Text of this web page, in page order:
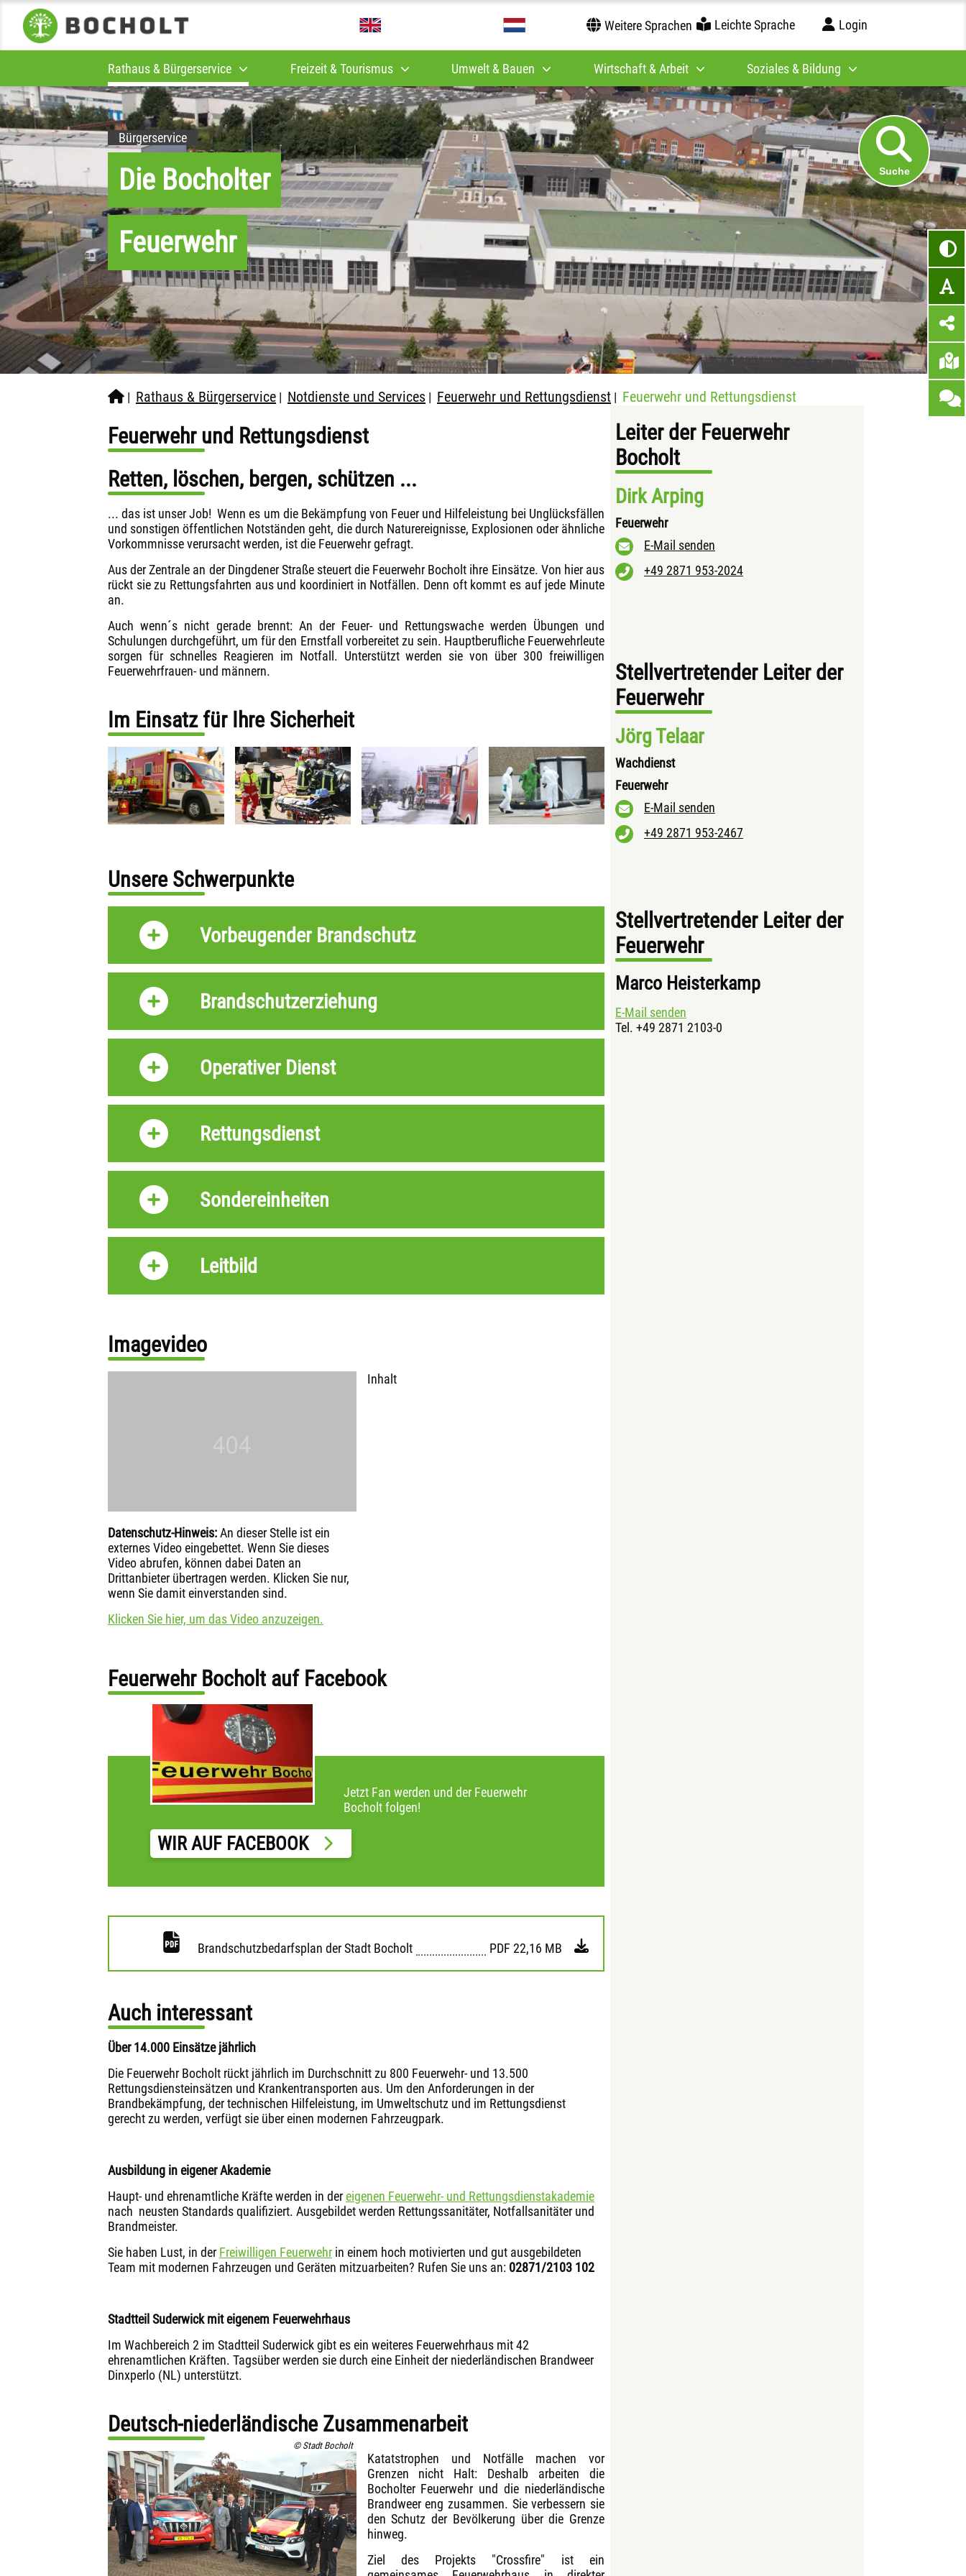
Weitere Sprachen Leichte Sprache Login
Rathaus & Bürgerservice Freizeit & Tourismus Umwelt & Bauen Wirtschaft & Arbeit Soziales & Bildung
Suche
Bürgerservice
Die Bocholter
Feuerwehr
| Rathaus & Bürgerservice | Notdienste und Services | Feuerwehr und Rettungsdienst | Feuerwehr und Rettungsdienst
Feuerwehr und Rettungsdienst
Retten, löschen, bergen, schützen ...
... das ist unser Job! Wenn es um die Bekämpfung von Feuer und Hilfeleistung bei Unglücksfällen
und sonstigen öffentlichen Notständen geht, die durch Naturereignisse, Explosionen oder ähnliche
Vorkommnisse verursacht werden, ist die Feuerwehr gefragt.
Aus der Zentrale an der Dingdener Straße steuert die Feuerwehr Bocholt ihre Einsätze. Von hier aus
rückt sie zu Rettungsfahrten aus und koordiniert in Notfällen. Denn oft kommt es auf jede Minute
an.
Auch wenn´s nicht gerade brennt: An der Feuer- und Rettungswache werden Übungen und
Schulungen durchgeführt, um für den Ernstfall vorbereitet zu sein. Hauptberufliche Feuerwehrleute
sorgen für schnelles Reagieren im Notfall. Unterstützt werden sie von über 300 freiwilligen
Feuerwehrfrauen- und männern.
Im Einsatz für Ihre Sicherheit
Unsere Schwerpunkte
Vorbeugender Brandschutz
Brandschutzerziehung
Operativer Dienst
Rettungsdienst
Sondereinheiten
Leitbild
Imagevideo
Datenschutz-Hinweis:An dieser Stelle ist ein
externes Video eingebettet. Wenn Sie dieses
Video abrufen, können dabei Daten an
Drittanbieter übertragen werden. Klicken Sie nur,
wenn Sie damit einverstanden sind.
Klicken Sie hier, um das Video anzuzeigen.
Inhalt
Feuerwehr Bocholt auf Facebook
Jetzt Fan werden und der Feuerwehr
Bocholt folgen!
WIR AUF FACEBOOK
Brandschutzbedarfsplan der Stadt Bocholt PDF 22,16 MB
Auch interessant
Über 14.000 Einsätze jährlich
Die Feuerwehr Bocholt rückt jährlich im Durchschnitt zu 800 Feuerwehr- und 13.500
Rettungsdiensteinsätzen und Krankentransporten aus. Um den Anforderungen in der
Brandbekämpfung, der technischen Hilfeleistung, im Umweltschutz und im Rettungsdienst
gerecht zu werden, verfügt sie über einen modernen Fahrzeugpark.
Ausbildung in eigener Akademie
Haupt- und ehrenamtliche Kräfte werden in dereigenen Feuerwehr- und Rettungsdienstakademie
nach neusten Standards qualifiziert. Ausgebildet werden Rettungssanitäter, Notfallsanitäter und
Brandmeister.
Sie haben Lust, in der Freiwilligen Feuerwehr in einem hoch motivierten und gut ausgebildeten
Team mit modernen Fahrzeugen und Geräten mitzuarbeiten? Rufen Sie uns an: 02871/2103 102
Stadtteil Suderwick mit eigenem Feuerwehrhaus
Im Wachbereich 2 im Stadtteil Suderwick gibt es ein weiteres Feuerwehrhaus mit 42
ehrenamtlichen Kräften. Tagsüber werden sie durch eine Einheit der niederländischen Brandweer
Dinxperlo (NL) unterstützt.
Deutsch-niederländische Zusammenarbeit
© Stadt Bocholt
Katatstrophen und Notfälle machen vor
Grenzen nicht Halt: Deshalb arbeiten die
Bocholter Feuerwehr und die niederländische
Brandweer eng zusammen. Sie verbessern sie
den Schutz der Bevölkerung über die Grenze
hinweg.
Ziel des Projekts "Crossfire" ist ein
Leiter der Feuerwehr
Bocholt
Dirk Arping
Feuerwehr
E-Mail senden
+49 2871 953-2024
Stellvertretender Leiter der
Feuerwehr
Jörg Telaar
Wachdienst
Feuerwehr
E-Mail senden
+49 2871 953-2467
Stellvertretender Leiter der
Feuerwehr
Marco Heisterkamp
E-Mail senden
Tel. +49 2871 2103-0